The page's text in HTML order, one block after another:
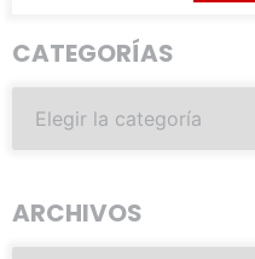
CATEGORÍAS
ARCHIVOS